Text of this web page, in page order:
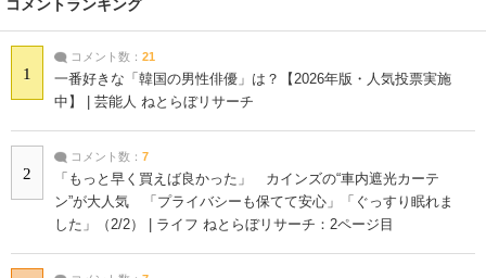
コメントランキング
1
コメント数： 21
一番好きな「韓国の男性俳優」は？【2026年版・人気投票実施
中】 | 芸能人 ねとらぼリサーチ
2
コメント数： 7
「もっと早く買えば良かった」 カインズの“車内遮光カーテ
ン”が大人気 「プライバシーも保てて安心」「ぐっすり眠れま
した」（2/2） | ライフ ねとらぼリサーチ：2ページ目